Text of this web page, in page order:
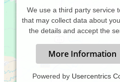
We use a third party service
that may collect data about
the details and accept the
More Information
Powered by Usercentrics